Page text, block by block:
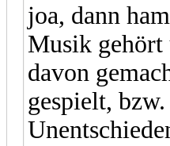
joa, dann
Musik gehört
davon
gespielt,